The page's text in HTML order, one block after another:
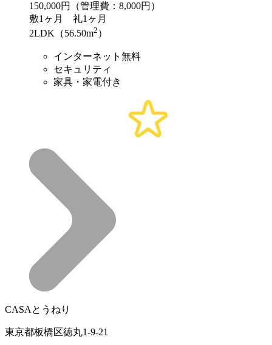
150,000円（管理費：8,000円）
敷1ヶ月 礼1ヶ月
2LDK（56.50m2 ）
インターネット無料
セキュリティ
家具・家電付き
CASAとうねり
東京都板橋区徳丸1-9-21